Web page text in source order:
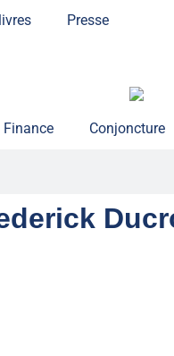
Presse
Finance Conjoncture